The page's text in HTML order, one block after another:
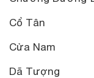
Cổ Tân
Cửa Nam
Dã Tượng